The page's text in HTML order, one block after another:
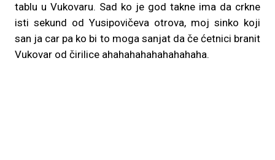
tablu u Vukovaru. Sad ko je god takne ima da crkne
isti sekund od Yusipovičeva otrova, moj sinko koji
san ja car pa ko bi to moga sanjat da če ćetnici branit
Vukovar od čirilice ahahahahahahahahaha.